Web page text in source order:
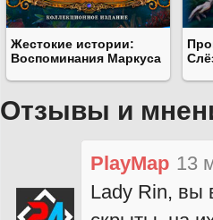
Жестокие истории:
Воспоминания Маркуса
Отзывы и
PlayMap 13
Lady Rin, вы